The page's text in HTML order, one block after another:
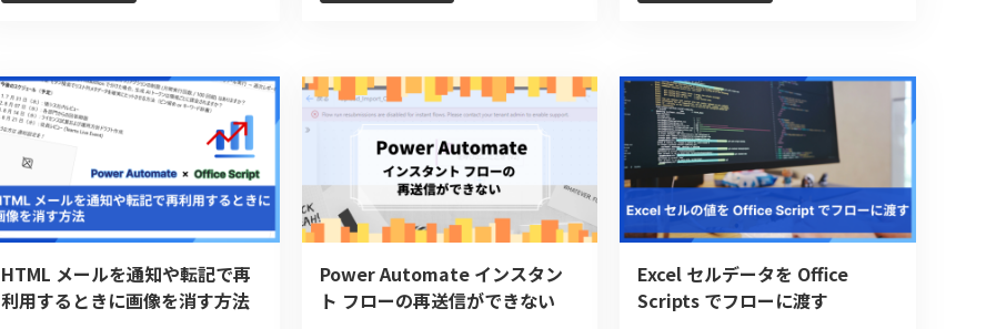
HTML メールを通知や転記で再
利用するときに画像を消す方法
Power Automate インスタン
ト フローの再送信ができない
Excel セルデータを Office
Scripts でフローに渡す